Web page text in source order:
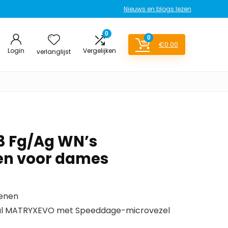
Nieuws en blogs lezen
Login verlanglijst
0
Vergelijken
0
€0.00
Fg/Ag WN’s
voor dames
met Speeddage-microvezel